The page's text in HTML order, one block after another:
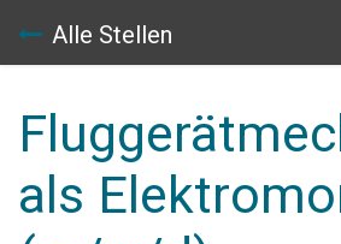
Alle Stellen
als